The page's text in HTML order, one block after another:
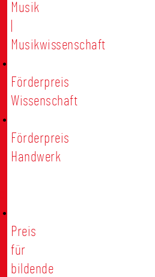
Musik
Musikwissenschaft
Förderpreis
Wissenschaft
Förderpreis
Handwerk
Preis
für
bildende